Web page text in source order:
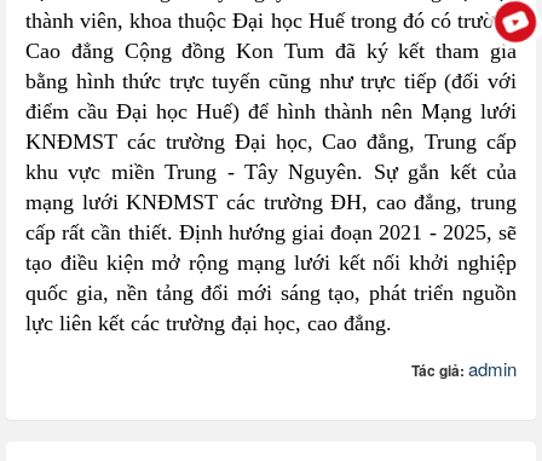
thành viên, khoa thuộc Đại học Huế trong đó có trường
Cao đẳng Cộng đồng Kon Tum đã ký kết tham gia
bằng hình thức trực tuyến cũng như trực tiếp (đối với
điểm cầu Đại học Huế) để hình thành nên Mạng lưới
KNĐMST các trường Đại học, Cao đẳng, Trung cấp
khu vực miền Trung - Tây Nguyên. Sự gắn kết của
mạng lưới KNĐMST các trường ĐH, cao đẳng, trung
cấp rất cần thiết. Định hướng giai đoạn 2021 - 2025, sẽ
tạo điều kiện mở rộng mạng lưới kết nối khởi nghiệp
quốc gia, nền tảng đổi mới sáng tạo, phát triển nguồn
lực liên kết các trường đại học, cao đẳng.
Tác giả: admin